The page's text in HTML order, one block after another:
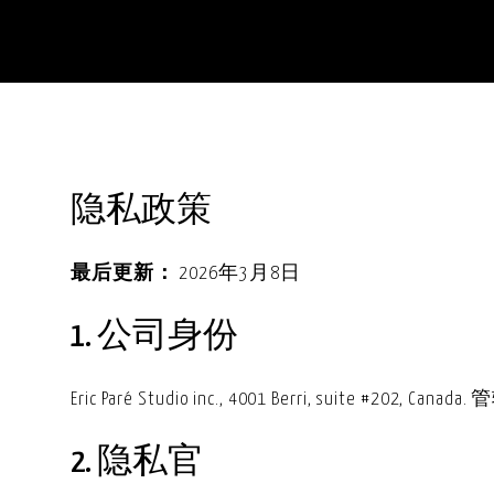
隐私政策
最后更新： 2026年3月8日
1. 公司身份
Eric Paré Studio inc., 4001 Berri, suite #202, Canada.
2. 隐私官